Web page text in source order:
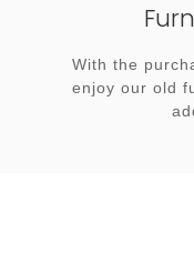
With the
enjoy our old